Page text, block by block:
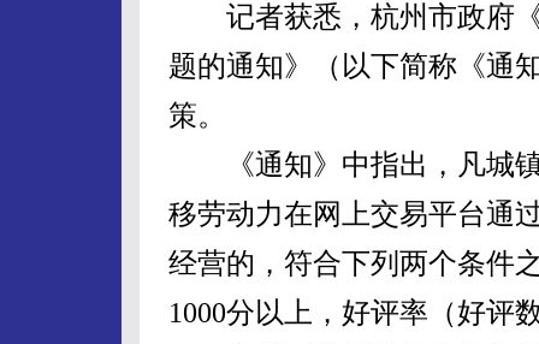
记者获悉，杭州市政府《
题的通知》（以下简称《通
策。
《通知》中指出，凡城镇
移劳动力在网上交易平台通
经营的，符合下列两个条件
1000分以上，好评率（好评